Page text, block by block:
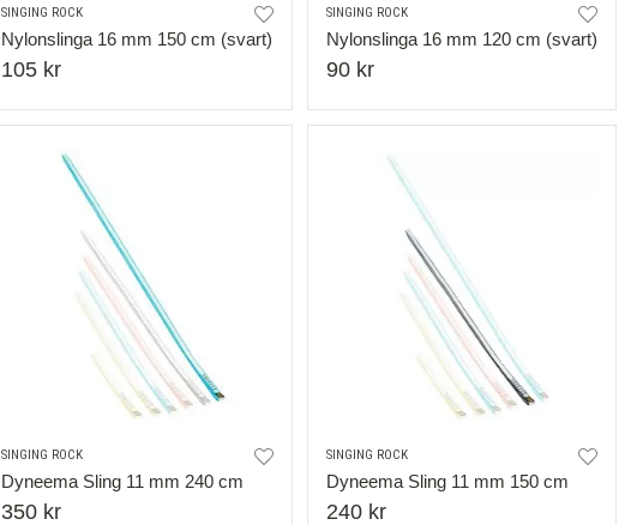
SINGING ROCK
Nylonslinga 16 mm 150 cm (svart)
105 kr
SINGING ROCK
Nylonslinga 16 mm 120 cm (svart)
90 kr
SINGING ROCK
Dyneema Sling 11 mm 240 cm
350 kr
SINGING ROCK
Dyneema Sling 11 mm 150 cm
240 kr